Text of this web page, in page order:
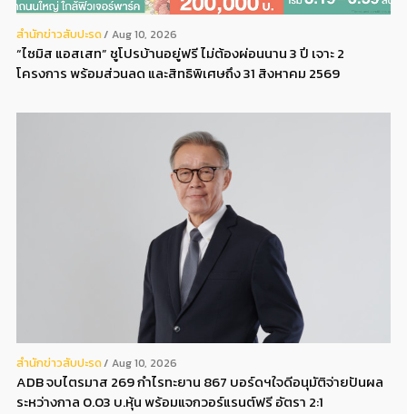
สํานักข่าวสับปะรด Aug 10, 2026
“ไซมิส แอสเสท” ชูโปรบ้านอยู่ฟรี ไม่ต้องผ่อนนาน 3 ปี เจาะ 2
โครงการ พร้อมส่วนลด และสิทธิพิเศษถึง 31 สิงหาคม 2569
สํานักข่าวสับปะรด Aug 10, 2026
ADB จบไตรมาส 269 กำไรทะยาน 867 บอร์ดฯใจดีอนุมัติจ่ายปันผล
ระหว่างกาล 0.03 บ.หุ้น พร้อมแจกวอร์แรนต์ฟรี อัตรา 2:1